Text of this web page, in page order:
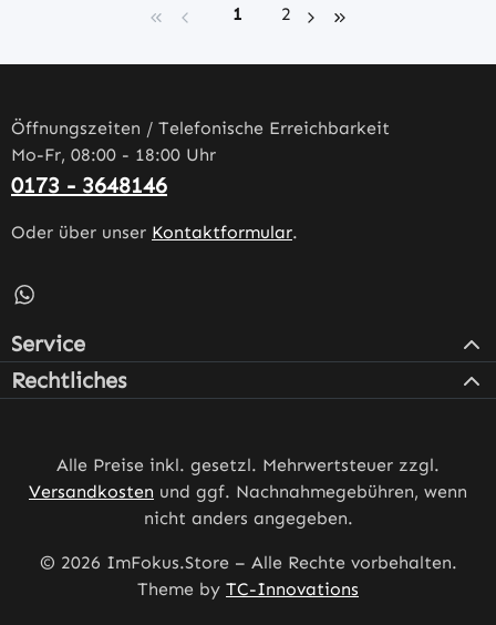
Seite
1 Seite
2
Öffnungszeiten / Telefonische Erreichbarkeit
Mo-Fr, 08:00 - 18:00 Uhr
0173 - 3648146
Oder über unser Kontaktformular.
Schreib uns auf WhatsApp – öffnet in neuem Tab
Service
Rechtliches
Alle Preise inkl. gesetzl. Mehrwertsteuer zzgl.
Versandkosten und ggf. Nachnahmegebühren, wenn
nicht anders angegeben.
© 2026 ImFokus.Store – Alle Rechte vorbehalten.
Theme by TC-Innovations